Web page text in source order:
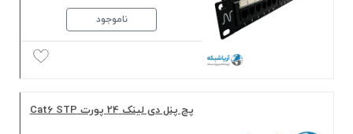
ناموجود
پچ پنل دی لینک 24 پورت Cat6 STP